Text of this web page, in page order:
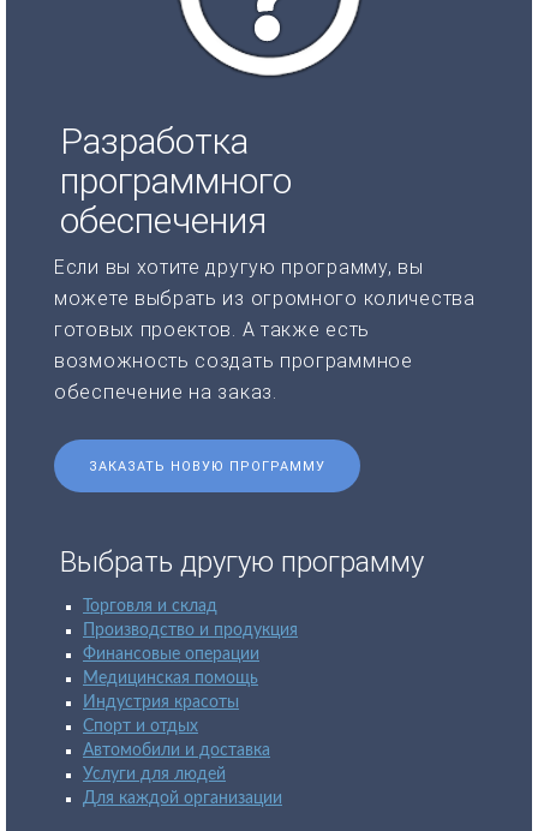
Разработка
программного
обеспечения
Если вы хотите другую программу, вы
можете выбрать из огромного количества
готовых проектов. А также есть
возможность создать программное
обеспечение на заказ.
ЗАКАЗАТЬ НОВУЮ ПРОГРАММУ
Выбрать другую программу
Торговля и склад
Производство и продукция
Финансовые операции
Медицинская помощь
Индустрия красоты
Спорт и отдых
Автомобили и доставка
Услуги для людей
Для каждой организации